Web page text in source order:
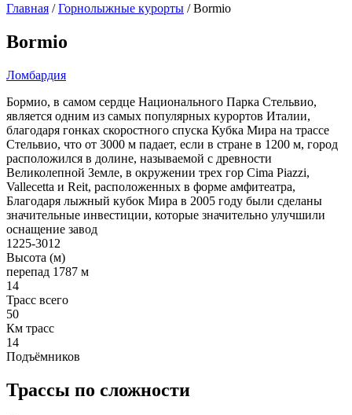
Главная / Горнолыжные курорты / Bormio
Bormio
Ломбардия
Бормио, в самом сердце Национального Парка Стельвио,
является одним из самых популярных курортов Италии,
благодаря гонках скоростного спуска Кубка Мира на трассе
Стельвио, что от 3000 м падает, если в стране в 1200 м, город
расположился в долине, называемой с древности
Великолепной Земле, в окружении трех гор Cima Piazzi,
Vallecetta и Reit, расположенных в форме амфитеатра,
Благодаря лыжный кубок Мира в 2005 году были сделаны
значительные инвестиции, которые значительно улучшили
оснащение завод
1225-3012
Высота (м)
перепад 1787 м
14
Трасс всего
50
Км трасс
14
Подъёмников
Трассы по сложности